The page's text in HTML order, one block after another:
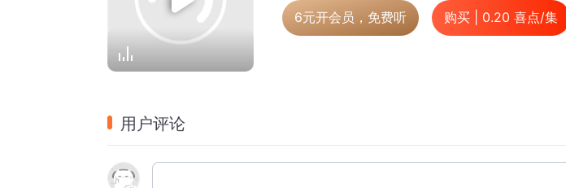
6元开会员，免费听 购买 | 0.20 喜点/集
用户评论